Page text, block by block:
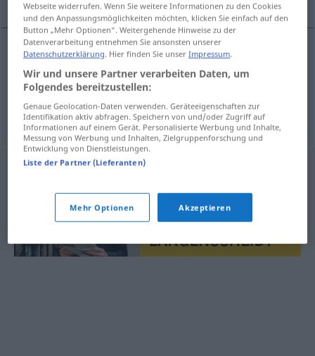
ready-cooked(od ready-to-serve)meal
Fertiggericht GASTR
Webseite widerrufen. Wenn Sie weitere Informationen zu den Cookies
und den Anpassungsmöglichkeiten möchten, klicken Sie einfach auf den
Button „Mehr Optionen“. Weitergehende Hinweise zu der
Datenverarbeitung entnehmen Sie ansonsten unserer
Datenschutzerklärung. Hier finden Sie unserImpressum.
Wir und unsere Partner verarbeiten Daten, um
Folgendes bereitzustellen:
Genaue Geolocation-Daten verwenden. Geräteeigenschaften zur
Identifikation aktiv abfragen. Speichern von und/oder Zugriff auf
Informationen auf einem Gerät. Personalisierte Werbung und Inhalte,
Messung von Werbung und Inhalten, Zielgruppenforschung und
Entwicklung von Dienstleistungen.
Liste der Partner (Lieferanten)
Mehr Optionen Akzeptieren